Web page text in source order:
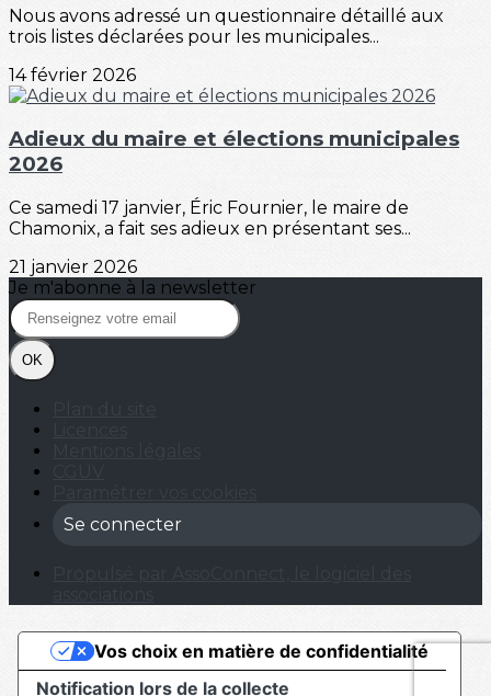
Nous avons adressé un questionnaire détaillé aux
trois listes déclarées pour les municipales...
14 février 2026
Adieux du maire et élections municipales
2026
Ce samedi 17 janvier, Éric Fournier, le maire de
Chamonix, a fait ses adieux en présentant ses...
21 janvier 2026
Je m'abonne à la newsletter
OK
Se connecter
Notification lors de la collecte
Vos choix en matière de confidentialité